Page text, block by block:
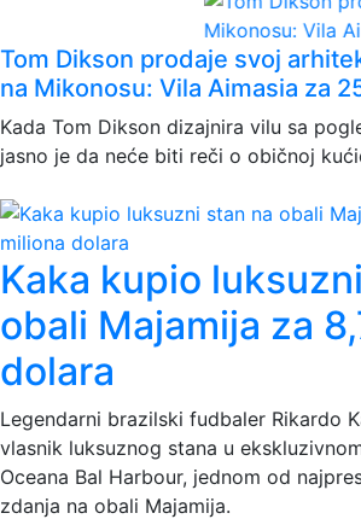
Tom Dikson prodaje svoj
na Mikonosu: Vila Aimasia za
Kada Tom Dikson dizajnira vilu sa
jasno je da neće biti reči o običnoj
Kaka kupio
obali Majamija za
dolara
Legendarni brazilski fudbaler Rikardo
vlasnik luksuznog stana u
Oceana Bal Harbour, jednom od
zdanja na obali Majamija.